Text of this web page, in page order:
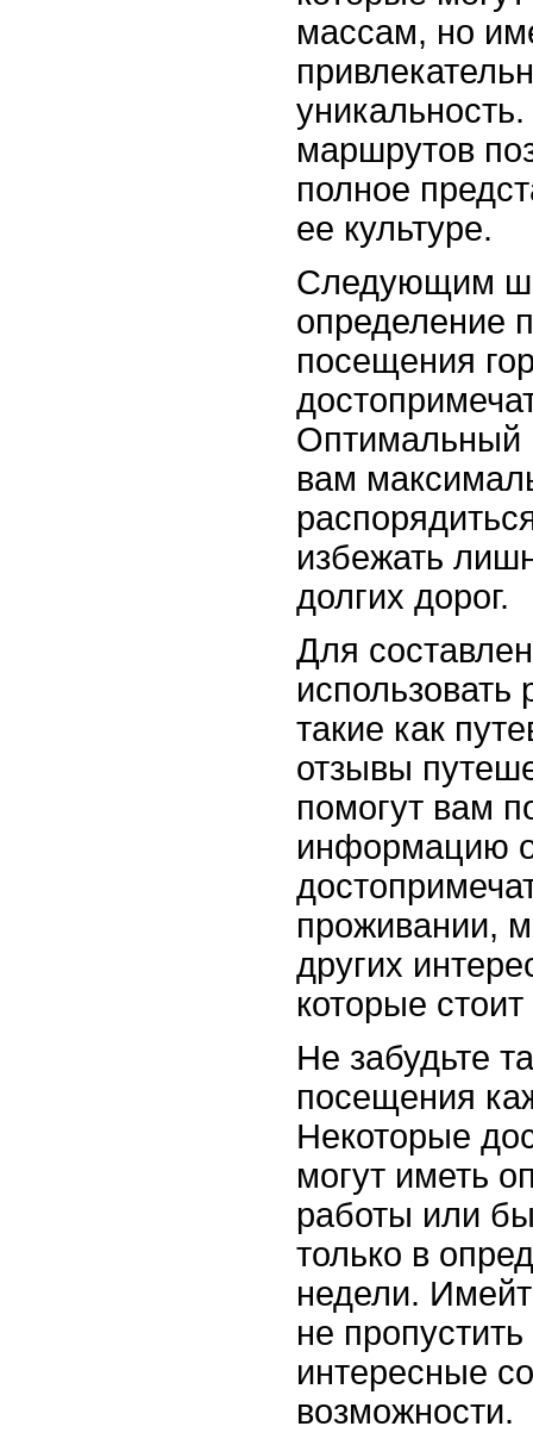
массам, но
маршрутов
полное
ее культуре.
Следующим
определение
посещения
Оптимальный
вам
избежать
долгих дорог.
Для
такие как
отзывы
помогут вам
информацию
проживании,
других
которые
Не забудьте
посещения
Некоторые
могут иметь
работы или
только в
недели.
не
интересные
возможности.